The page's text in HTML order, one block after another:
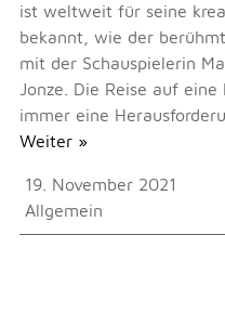
ist weltweit für seine
bekannt, wie der
mit der Schauspielerin
Jonze. Die Reise auf
immer eine
Weiter »
19. November 2021
Allgemein